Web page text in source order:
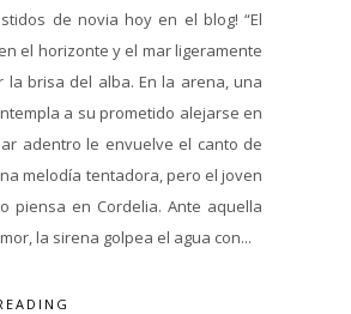
de novia hoy en el blog! “El
el horizonte y el mar ligeramente
la brisa del alba. En la arena, una
a su prometido alejarse en
adentro le envuelve el canto de
melodía tentadora, pero el joven
piensa en Cordelia. Ante aquella
la sirena golpea el agua con...